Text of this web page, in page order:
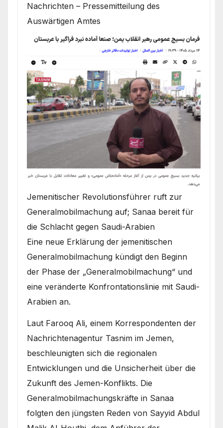
Nachrichten – Pressemitteilung des
Auswärtigen Amtes
Jemenitischer Revolutionsführer ruft zur
Generalmobilmachung auf; Sanaa bereit für
die Schlacht gegen Saudi-Arabien
Eine neue Erklärung der jemenitischen
Generalmobilmachung kündigt den Beginn
der Phase der „Generalmobilmachung“ und
eine veränderte Konfrontationslinie mit Saudi-
Arabien an.
Laut Farooq Ali, einem Korrespondenten der
Nachrichtenagentur Tasnim im Jemen,
beschleunigten sich die regionalen
Entwicklungen und die Unsicherheit über die
Zukunft des Jemen-Konflikts. Die
Generalmobilmachungskräfte in Sanaa
folgten den jüngsten Reden von Sayyid Abdul